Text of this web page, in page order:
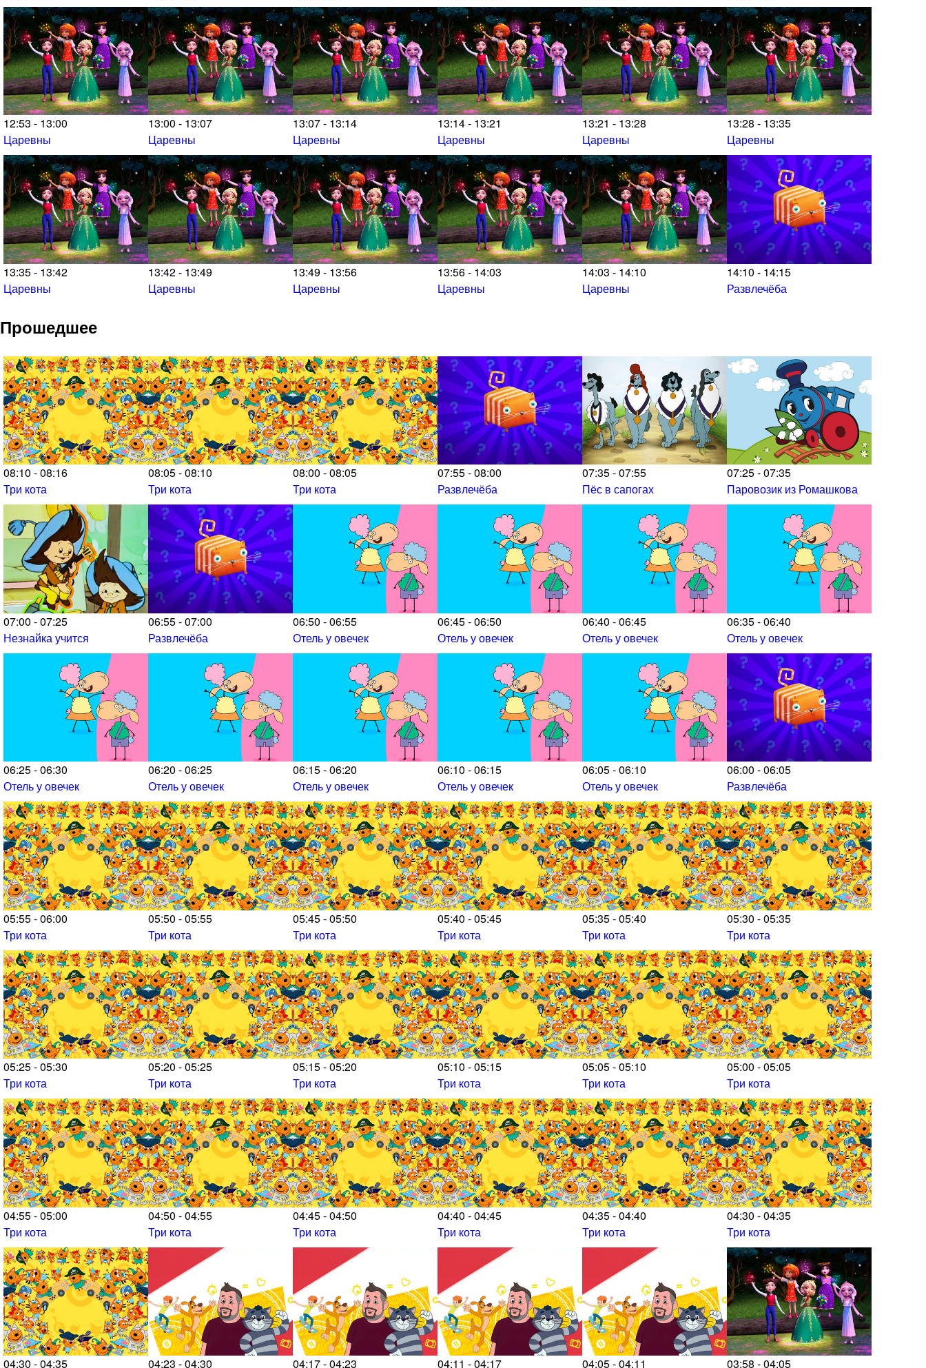
12:53 - 13:00
Царевны
13:00 - 13:07
Царевны
13:07 - 13:14
Царевны
13:14 - 13:21
Царевны
13:21 - 13:28
Царевны
13:28 - 13:35
Царевны
13:35 - 13:42
Царевны
13:42 - 13:49
Царевны
13:49 - 13:56
Царевны
13:56 - 14:03
Царевны
14:03 - 14:10
Царевны
14:10 - 14:15
Развлечёба
Прошедшее
08:10 - 08:16
Три кота
08:05 - 08:10
Три кота
08:00 - 08:05
Три кота
07:55 - 08:00
Развлечёба
07:35 - 07:55
Пёс в сапогах
07:25 - 07:35
Паровозик из Ромашкова
07:00 - 07:25
Незнайка учится
06:55 - 07:00
Развлечёба
06:50 - 06:55
Отель у овечек
06:45 - 06:50
Отель у овечек
06:40 - 06:45
Отель у овечек
06:35 - 06:40
Отель у овечек
06:25 - 06:30
Отель у овечек
06:20 - 06:25
Отель у овечек
06:15 - 06:20
Отель у овечек
06:10 - 06:15
Отель у овечек
06:05 - 06:10
Отель у овечек
06:00 - 06:05
Развлечёба
05:55 - 06:00
Три кота
05:50 - 05:55
Три кота
05:45 - 05:50
Три кота
05:40 - 05:45
Три кота
05:35 - 05:40
Три кота
05:30 - 05:35
Три кота
05:25 - 05:30
Три кота
05:20 - 05:25
Три кота
05:15 - 05:20
Три кота
05:10 - 05:15
Три кота
05:05 - 05:10
Три кота
05:00 - 05:05
Три кота
04:55 - 05:00
Три кота
04:50 - 04:55
Три кота
04:45 - 04:50
Три кота
04:40 - 04:45
Три кота
04:35 - 04:40
Три кота
04:30 - 04:35
Три кота
04:30 - 04:35 04:23 - 04:30 04:17 - 04:23 04:11 - 04:17 04:05 - 04:11 03:58 - 04:05